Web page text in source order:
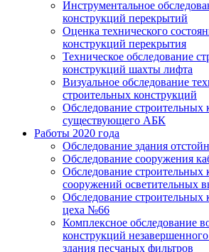
Инструментальное
конструкций перекрытий
Оценка технического
конструкций перекрытия
Техническое обследование
конструкций шахты лифта
Визуальное обследование
строительных конструкций
Обследование строительных
существующего АБК
Работы 2020 года
Обследование здания
Обследование сооружения
Обследование строительных
сооружений осветительных
Обследование строительных
цеха №66
Комплексное обследование
конструкций
здания песчаных фильтров